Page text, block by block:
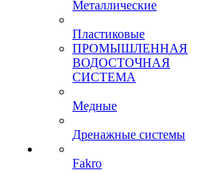
Металлические
Пластиковые
ПРОМЫШЛЕННАЯ
ВОДОСТОЧНАЯ
СИСТЕМА
Медные
Дренажные системы
Fakro